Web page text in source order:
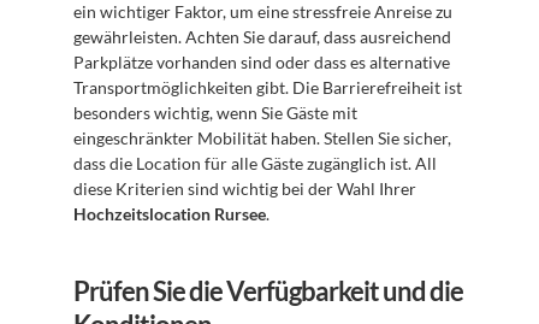
ein wichtiger Faktor, um eine stressfreie Anreise zu
gewährleisten. Achten Sie darauf, dass ausreichend
Parkplätze vorhanden sind oder dass es alternative
Transportmöglichkeiten gibt. Die Barrierefreiheit ist
besonders wichtig, wenn Sie Gäste mit
eingeschränkter Mobilität haben. Stellen Sie sicher,
dass die Location für alle Gäste zugänglich ist. All
Hochzeitslocation Rursee.
Prüfen Sie die Verfügbarkeit und die